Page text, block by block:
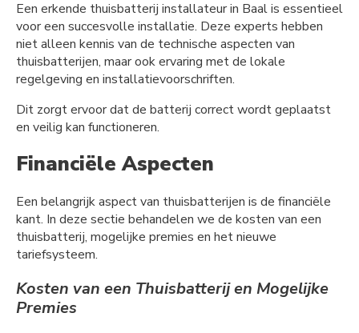
Een erkende thuisbatterij installateur in Baal is essentieel
voor een succesvolle installatie. Deze experts hebben
niet alleen kennis van de technische aspecten van
thuisbatterijen, maar ook ervaring met de lokale
regelgeving en installatievoorschriften.
Dit zorgt ervoor dat de batterij correct wordt geplaatst
en veilig kan functioneren.
Financiële Aspecten
Een belangrijk aspect van thuisbatterijen is de financiële
kant. In deze sectie behandelen we de kosten van een
thuisbatterij, mogelijke premies en het nieuwe
tariefsysteem.
Kosten van een Thuisbatterij en Mogelijke
Premies